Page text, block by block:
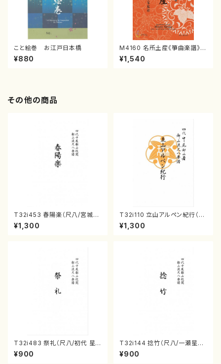
こと絵巻 お江戸日本橋
¥880
M4160 名所土産《箏曲楽譜》
（箏/宮城喜代子・宮城数江著・
宮城宗家監修/箏曲古典楽譜）
¥1,540
その他の商品
T32i453 春陽楽（尺八/宮城道
雄/楽譜）都山流公刊楽譜曲番:2
160
¥1,300
T32i110 立山アルペン紀行（尺
八/初代 石垣征山/尺八/都山式
譜）都山流公刊楽譜曲番:559
¥1,300
T32i483 祭礼（尺八/初代 星
田一山/楽譜）都山流公刊楽譜曲
番:2191
¥900
T32i144 捻竹（尺八/一瀬星山/
尺八/都山式譜）都山流公刊楽譜
曲番:593
¥900